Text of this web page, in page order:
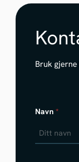
Bruk
Navn *